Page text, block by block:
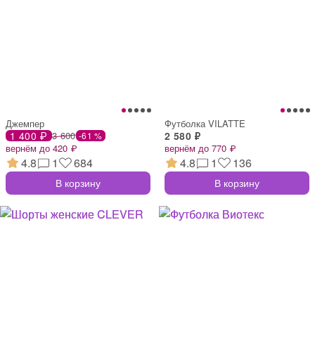
Джемпер
1 400 ₽ 3 600 -61 %
вернём до 420 ₽
4.8 1 684
В корзину
Футболка VILATTE
2 580 ₽
вернём до 770 ₽
4.8 1 136
В корзину